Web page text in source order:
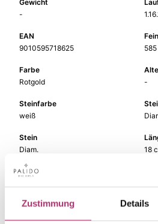
Zustimmung Details
Gewicht
-
EAN
9010595718625
585
Farbe
Rotgold
-
Steinfarbe
weiß
Stein
Diam.
18